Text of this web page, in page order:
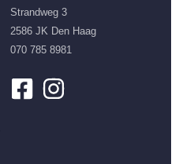
Strandweg 3
2586 JK Den Haag
070 785 8981